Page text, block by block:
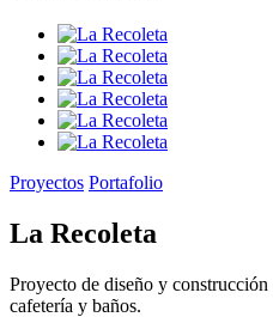
Proyectos Portafolio
La Recoleta
Proyecto de diseño y
cafetería y baños.